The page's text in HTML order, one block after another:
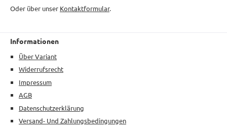
Oder über unser Kontaktformular.
Informationen
Über Variant
Widerrufsrecht
Impressum
AGB
Datenschutzerklärung
Versand- Und Zahlungsbedingungen